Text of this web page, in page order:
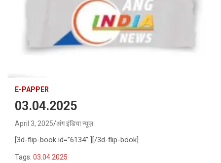
E-PAPPER
03.04.2025
April 3, 2025 अंग इंडिया न्यूज़
[3d-flip-book id=”6134″ ][/3d-flip-book]
Tags: 03.04.2025